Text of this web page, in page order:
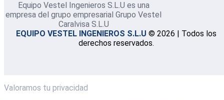
Equipo Vestel Ingenieros S.L.U es una
empresa del grupo empresarial Grupo Vestel
Caralvisa S.L.U
EQUIPO VESTEL INGENIEROS S.L.U © 2026 | Todos los
derechos reservados.
Valoramos tu privacidad